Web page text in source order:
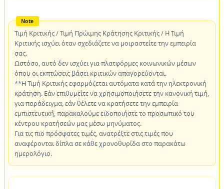
Τιμή Κριτικής / Τιμή Πρώιμης Κράτησης Κριτικής / Η Τιμή
Κριτικής ισχύει όταν σχεδιάζετε να μοιραστείτε την εμπειρία
σας.
Ωστόσο, αυτό δεν ισχύει για πλατφόρμες κοινωνικών μέσων
όπου οι εκπτώσεις βάσει κριτικών απαγορεύονται.
**Η Τιμή Κριτικής εφαρμόζεται αυτόματα κατά την ηλεκτρονική
κράτηση. Εάν επιθυμείτε να χρησιμοποιήσετε την κανονική τιμή,
για παράδειγμα, εάν θέλετε να κρατήσετε την εμπειρία
εμπιστευτική, παρακαλούμε ειδοποιήστε το προσωπικό του
κέντρου κρατήσεών μας μέσω μηνύματος.
Για τις πιο πρόσφατες τιμές, ανατρέξτε στις τιμές που
αναφέρονται δίπλα σε κάθε χρονοθυρίδα στο παρακάτω
ημερολόγιο.